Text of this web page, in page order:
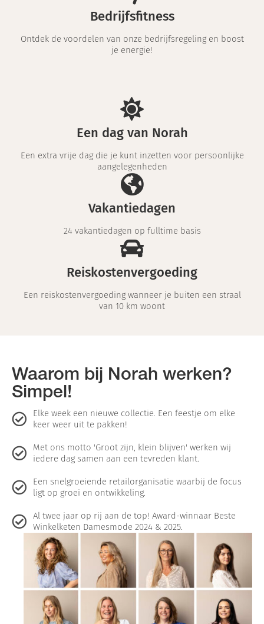
Bedrijfsfitness
Ontdek de voordelen van onze bedrijfsregeling en boost
je energie!
Een dag van Norah
Een extra vrije dag die je kunt inzetten voor persoonlijke
aangelegenheden
Vakantiedagen
24 vakantiedagen op fulltime basis
Reiskostenvergoeding
Een reiskostenvergoeding wanneer je buiten een straal
van 10 km woont
Waarom bij Norah werken?
Simpel!
Elke week een nieuwe collectie. Een feestje om elke
keer weer uit te pakken!
Met ons motto 'Groot zijn, klein blijven' werken wij
iedere dag samen aan een tevreden klant.
Een snelgroeiende retailorganisatie waarbij de focus
ligt op groei en ontwikkeling.
Al twee jaar op rij aan de top! Award-winnaar Beste
Winkelketen Damesmode 2024 & 2025.